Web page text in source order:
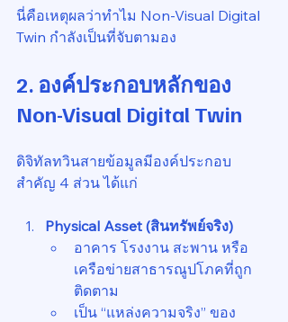
นี่คือเหตุผลว่าทำไม Non-Visual Digital
Twin กำลังเป็นที่จับตามอง
2. องค์ประกอบหลักของ
Non-Visual Digital Twin
ดิจิทัลทวินสายข้อมูลมีองค์ประกอบ
สำคัญ 4 ส่วน ได้แก่
Physical Asset (สินทรัพย์จริง)
อาคาร โรงงาน สะพาน หรือ
เครือข่ายสาธารณูปโภคที่ถูก
ติดตาม
เป็น “แหล่งความจริง” ของ